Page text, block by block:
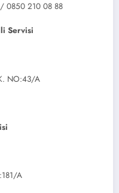
0850 210 08 88
Servisi
NO:43/A
A